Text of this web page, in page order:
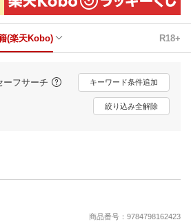
雑誌読み放題
楽天ミュージック
動画配信
楽天TV
動画配信ガイド
推し楽
(楽天Kobo) R18+
ーフサーチ キーワード条件追加
絞り込み全解除
商品番号：9784798162423